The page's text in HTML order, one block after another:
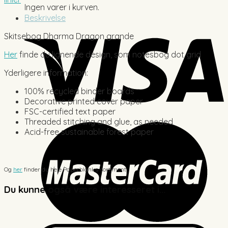
Ingen varer i kurven.
Beskrivelse
Skitsebog Dharma Dragon grande
Her finde du lignende design, som notesbog dot grid
Yderligere information:
100% recycled binder boards
Decorative printed cover paper
FSC-certified text paper
Threaded stitching and glue, as needed
Acid-free sustainable forest paper
Og her finder du hele Paperblanks sortiment
Du kunne også være interesseret i...